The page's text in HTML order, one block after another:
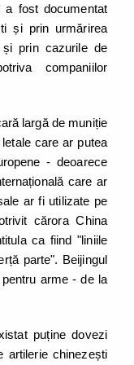
fost documentat
și prin urmărirea
și prin cazurile de
companiilor
largă de muniție
care ar putea
- deoarece
care ar
ar fi utilizate pe
cărora China
ca fiind "liniile
parte". Beijingul
arme - de la
puține dovezi
artilerie chinezești